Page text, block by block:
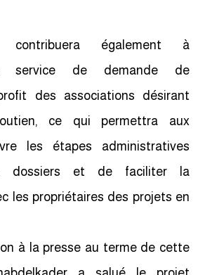
contribuera également à
service de demande de
des associations désirant
ce qui permettra aux
les étapes administratives
dossiers et de faciliter la
les propriétaires des projets en
à la presse au terme de cette